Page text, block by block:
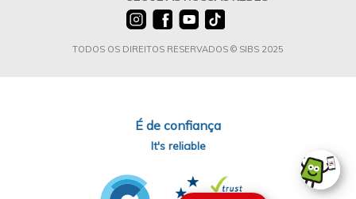
TODOS OS DIREITOS RESERVADOS © SIBS 2025
É de confiança
It's reliable